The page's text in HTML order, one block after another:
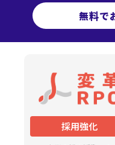
無料で
採用強化
退職者の
採